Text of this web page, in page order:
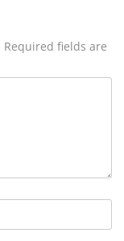
Required fields are